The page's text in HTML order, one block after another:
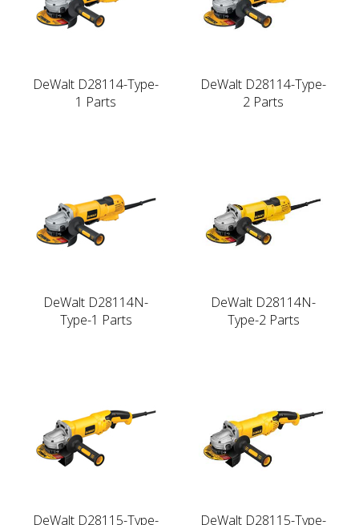
DeWalt D28114-Type-
1 Parts
DeWalt D28114-Type-
2 Parts
DeWalt D28114N-
Type-1 Parts
DeWalt D28114N-
Type-2 Parts
DeWalt D28115-Type-
DeWalt D28115-Type-